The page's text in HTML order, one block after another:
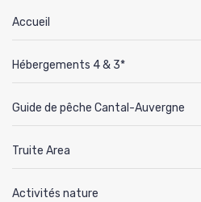
Accueil
Hébergements 4 & 3*
Guide de pêche Cantal-Auvergne
Truite Area
Activités nature